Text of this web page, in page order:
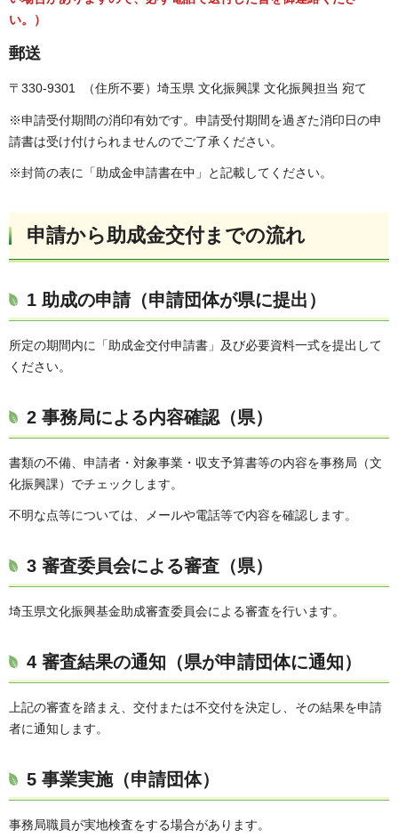
い。）
郵送
〒330-9301 （住所不要）埼玉県 文化振興課 文化振興担当 宛て
※申請受付期間の消印有効です。申請受付期間を過ぎた消印日の申
請書は受け付けられませんのでご了承ください。
※封筒の表に「助成金申請書在中」と記載してください。
申請から助成金交付までの流れ
1 助成の申請（申請団体が県に提出）
所定の期間内に「助成金交付申請書」及び必要資料一式を提出して
ください。
2 事務局による内容確認（県）
書類の不備、申請者・対象事業・収支予算書等の内容を事務局（文
化振興課）でチェックします。
不明な点等については、メールや電話等で内容を確認します。
3 審査委員会による審査（県）
埼玉県文化振興基金助成審査委員会による審査を行います。
4 審査結果の通知（県が申請団体に通知）
上記の審査を踏まえ、交付または不交付を決定し、その結果を申請
者に通知します。
5 事業実施（申請団体）
事務局職員が実地検査をする場合があります。